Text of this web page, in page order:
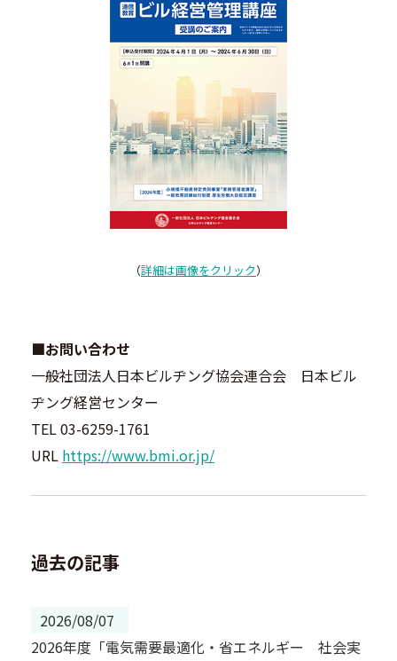
（詳細は画像をクリック）
■お問い合わせ
一般社団法人日本ビルヂング協会連合会 日本ビル
ヂング経営センター
TEL 03-6259-1761
URL https://www.bmi.or.jp/
過去の記事
2026/08/07
2026年度「電気需要最適化・省エネルギー 社会実